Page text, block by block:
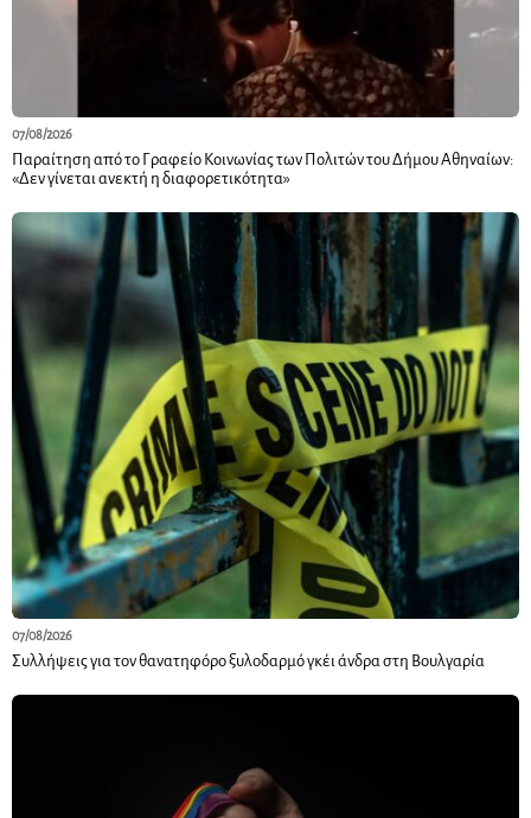
07/08/2026
Παραίτηση από το Γραφείο Κοινωνίας των Πολιτών του Δήμου Αθηναίων:
«Δεν γίνεται ανεκτή η διαφορετικότητα»
07/08/2026
Συλλήψεις για τον θανατηφόρο ξυλοδαρμό γκέι άνδρα στη Βουλγαρία